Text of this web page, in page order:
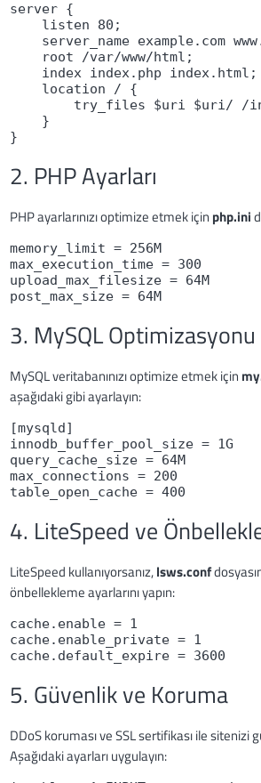
server {
    listen 80;
server_name example.com
    root /var/www/html;
    index index.php index.html;
    location / {
try_files $uri $uri/ /
    }
}
2. PHP Ayarları
PHP ayarlarınızı optimize etmek için php.ini
memory_limit = 256M
max_execution_time = 300
upload_max_filesize = 64M
post_max_size = 64M
3. MySQL Optimizasyonu
MySQL veritabanınızı optimize etmek için
aşağıdaki gibi ayarlayın:
[mysqld]
innodb_buffer_pool_size = 1G
query_cache_size = 64M
max_connections = 200
table_open_cache = 400
4. LiteSpeed ve
LiteSpeed kullanıyorsanız,lsws.conf
önbellekleme ayarlarını yapın:
cache.enable = 1
cache.enable_private = 1
cache.default_expire = 3600
5. Güvenlik ve Koruma
DDoS koruması ve SSL sertifikası ile sitenizi
Aşağıdaki ayarları uygulayın: